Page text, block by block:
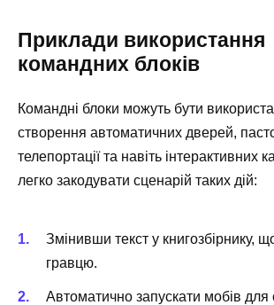
Приклади використання
командних блоків
Командні блоки можуть бути
створення автоматичних дверей,
телепортації та навіть інтерактивних
легко закодувати сценарій таких дій:
Змінивши текст у книгозбірнику,
гравцю.
Автоматично запускати мобів для